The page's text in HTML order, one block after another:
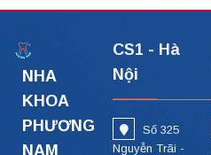
NHA
KHOA
PHƯƠNG
NAM
CS1 - Hà
Nội
Số 325
Nguyễn Trãi -